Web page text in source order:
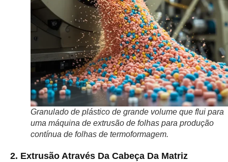
Granulado de plástico de grande volume que flui para
uma máquina de extrusão de folhas para produção
contínua de folhas de termoformagem.
2. Extrusão Através Da Cabeça Da Matriz